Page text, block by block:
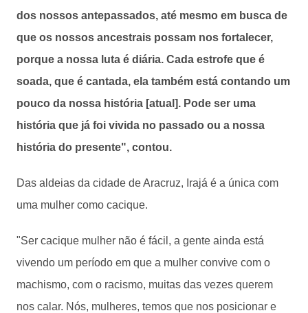
dos nossos antepassados, até mesmo em busca de
que os nossos ancestrais possam nos fortalecer,
porque a nossa luta é diária. Cada estrofe que é
soada, que é cantada, ela também está contando um
pouco da nossa história [atual]. Pode ser uma
história que já foi vivida no passado ou a nossa
história do presente", contou.
Das aldeias da cidade de Aracruz, Irajá é a única com
uma mulher como cacique.
"Ser cacique mulher não é fácil, a gente ainda está
vivendo um período em que a mulher convive com o
machismo, com o racismo, muitas das vezes querem
nos calar. Nós, mulheres, temos que nos posicionar e